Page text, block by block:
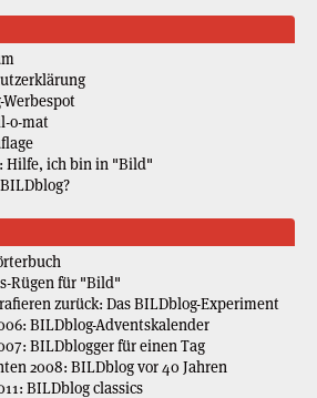
o-mat
Hilfe, ich bin in "Bild"
Rügen für "Bild"
zurück: Das BILDblog-Experiment
BILDblog-Adventskalender
BILDblogger für einen Tag
2008: BILDblog vor 40 Jahren
BILDblog classics